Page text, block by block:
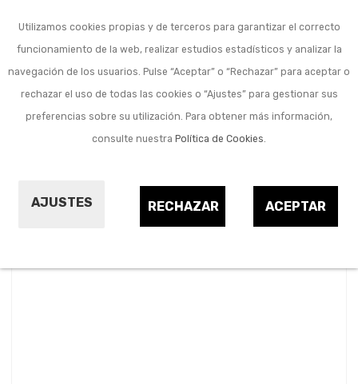
Utilizamos cookies propias y de terceros para garantizar el correcto
funcionamiento de la web, realizar estudios estadísticos y analizar la
navegación de los usuarios. Pulse “Aceptar” o “Rechazar” para aceptar o
rechazar el uso de todas las cookies o “Ajustes” para gestionar sus
preferencias sobre su utilización. Para obtener más información,
consulte nuestra Política de Cookies.
AJUSTES ACEPTAR
RECHAZAR
Brocas para metal